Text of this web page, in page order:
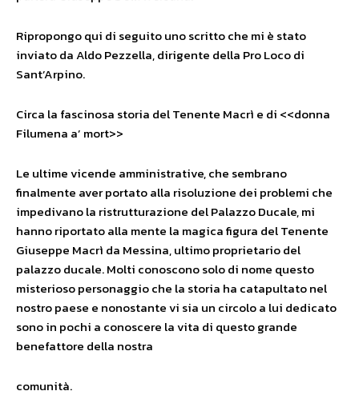
Ripropongo qui di seguito uno scritto che mi è stato
inviato da Aldo Pezzella, dirigente della Pro Loco di
Sant’Arpino.
Circa la fascinosa storia del Tenente Macrì e di <<donna
Filumena a’ mort>>
Le ultime vicende amministrative, che sembrano
finalmente aver portato alla risoluzione dei problemi che
impedivano la ristrutturazione del Palazzo Ducale, mi
hanno riportato alla mente la magica figura del Tenente
Giuseppe Macrì da Messina, ultimo proprietario del
palazzo ducale. Molti conoscono solo di nome questo
misterioso personaggio che la storia ha catapultato nel
nostro paese e nonostante vi sia un circolo a lui dedicato
sono in pochi a conoscere la vita di questo grande
benefattore della nostra
comunità.